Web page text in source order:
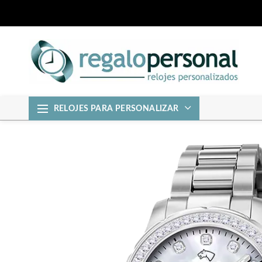
RELOJES PARA PERSONALIZAR